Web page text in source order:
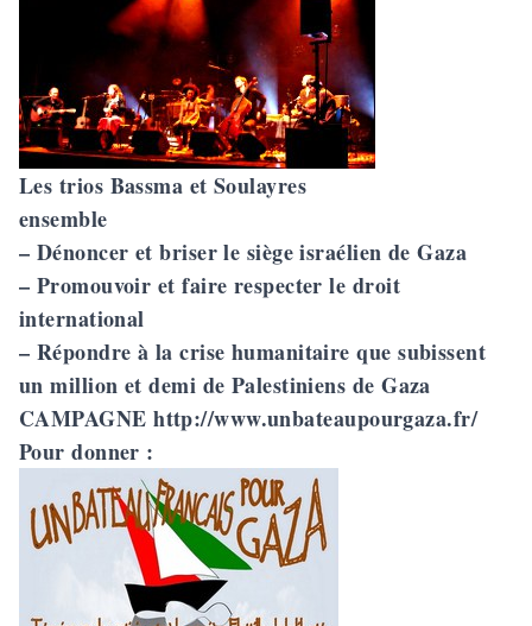
Les trios Bassma et Soulayres
ensemble
– Dénoncer et briser le siège israélien de Gaza
– Promouvoir et faire respecter le droit
international
– Répondre à la crise humanitaire que subissent
un million et demi de Palestiniens de Gaza
CAMPAGNEhttp://www.unbateaupourgaza.fr/
Pour donner :